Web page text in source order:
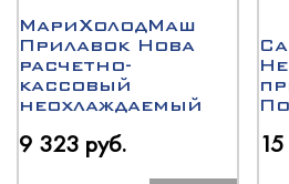
МариХолодМаш
Прилавок Нова
расчетно-
кассовый
неохлаждаемый
9 323 руб.